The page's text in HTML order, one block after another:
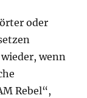
oder
wenn
Rebel“,